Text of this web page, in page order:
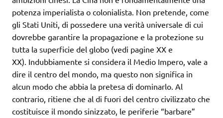
potenza imperialista o colonialista. Non pretende, come
gli Stati Uniti, di possedere una verità universale di cui
dovrebbe garantire la propagazione e la protezione su
tutta la superficie del globo (vedi pagine XX e
XX). Indubbiamente si considera il Medio Impero, vale a
dire il centro del mondo, ma questo non significa in
alcun modo che abbia la pretesa di dominarlo. Al
contrario, ritiene che al di fuori del centro civilizzato che
costituisce il mondo sinizzato, le periferie “barbare”